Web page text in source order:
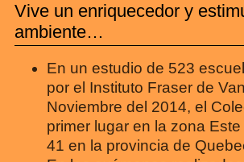
Vive un enriquecedor y
ambiente…
En un estudio de 523
por el Instituto Fraser de
Noviembre del 2014, el
primer lugar en la zona
41 en la provincia de